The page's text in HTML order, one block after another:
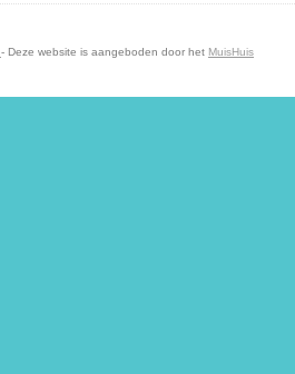
- Deze website is aangeboden door het MuisHuis